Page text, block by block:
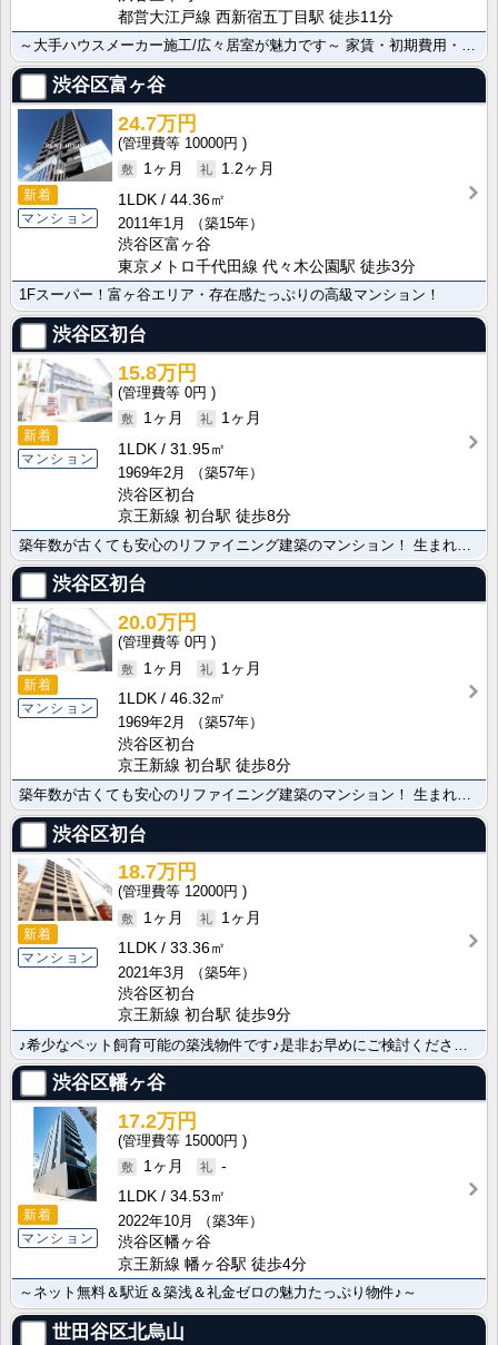
都営大江戸線 西新宿五丁目駅 徒歩11分
～大手ハウスメーカー施工/広々居室が魅力です～ 家賃・初期費用・入居日の交渉、ネット非掲載物件のご･･･
渋谷区富ヶ谷
新着
マンション
24.7万円
10000円
1ヶ月
1.2ヶ月
1LDK
44.36㎡
2011年1月
（築15年）
渋谷区富ヶ谷
東京メトロ千代田線 代々木公園駅 徒歩3分
1Fスーパー！富ヶ谷エリア・存在感たっぷりの高級マンション！
渋谷区初台
新着
マンション
15.8万円
0円
1ヶ月
1ヶ月
1LDK
31.95㎡
1969年2月
（築57年）
渋谷区初台
京王新線 初台駅 徒歩8分
渋谷区初台
新着
マンション
20.0万円
0円
1ヶ月
1ヶ月
1LDK
46.32㎡
1969年2月
（築57年）
渋谷区初台
京王新線 初台駅 徒歩8分
渋谷区初台
新着
マンション
18.7万円
12000円
1ヶ月
1ヶ月
1LDK
33.36㎡
2021年3月
（築5年）
渋谷区初台
京王新線 初台駅 徒歩9分
渋谷区幡ヶ谷
新着
マンション
17.2万円
15000円
1ヶ月
-
1LDK
34.53㎡
2022年10月
（築3年）
渋谷区幡ヶ谷
京王新線 幡ヶ谷駅 徒歩4分
～ネット無料＆駅近＆築浅＆礼金ゼロの魅力たっぷり物件♪～
世田谷区北烏山